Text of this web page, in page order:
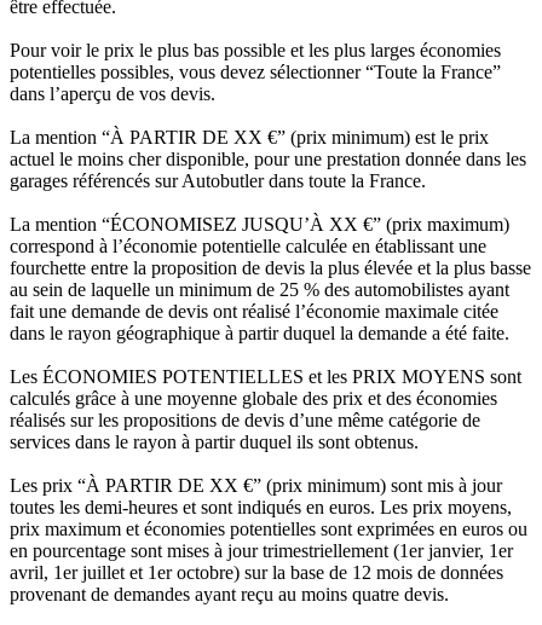
être effectuée.
Pour voir le prix le plus bas possible et les plus larges économies
potentielles possibles, vous devez sélectionner “Toute la France”
dans l’aperçu de vos devis.
La mention “À PARTIR DE XX €” (prix minimum) est le prix
actuel le moins cher disponible, pour une prestation donnée dans les
garages référencés sur Autobutler dans toute la France.
La mention “ÉCONOMISEZ JUSQU’À XX €” (prix maximum)
correspond à l’économie potentielle calculée en établissant une
fourchette entre la proposition de devis la plus élevée et la plus basse
au sein de laquelle un minimum de 25 % des automobilistes ayant
fait une demande de devis ont réalisé l’économie maximale citée
dans le rayon géographique à partir duquel la demande a été faite.
Les ÉCONOMIES POTENTIELLES et les PRIX MOYENS sont
calculés grâce à une moyenne globale des prix et des économies
réalisés sur les propositions de devis d’une même catégorie de
services dans le rayon à partir duquel ils sont obtenus.
Les prix “À PARTIR DE XX €” (prix minimum) sont mis à jour
toutes les demi-heures et sont indiqués en euros. Les prix moyens,
prix maximum et économies potentielles sont exprimées en euros ou
en pourcentage sont mises à jour trimestriellement (1er janvier, 1er
avril, 1er juillet et 1er octobre) sur la base de 12 mois de données
provenant de demandes ayant reçu au moins quatre devis.